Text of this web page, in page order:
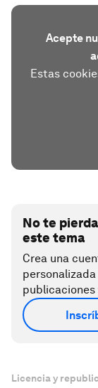
Acepte
Estas
No te
este tema
Crea una
publicaciones
Licencia y